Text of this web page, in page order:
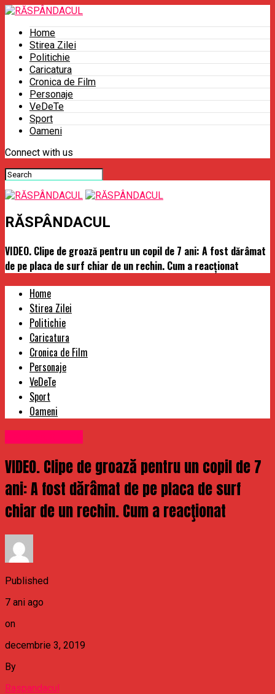
Home
Stirea Zilei
Politichie
Caricatura
Cronica de Film
Personaje
VeDeTe
Sport
Oameni
Connect with us
RĂSPÂNDACUL
VIDEO. Clipe de groază pentru un copil de 7 ani: A fost dărâmat
de pe placa de surf chiar de un rechin. Cum a reacţionat
Home
Stirea Zilei
Politichie
Caricatura
Cronica de Film
Personaje
VeDeTe
Sport
Oameni
VIDEO. Clipe de groază pentru un copil de 7
ani: A fost dărâmat de pe placa de surf
chiar de un rechin. Cum a reacţionat
Published
7 ani ago
on
decembrie 3, 2019
By
Raspandacul